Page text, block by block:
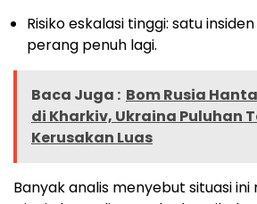
Risiko eskalasi tinggi: satu
perang penuh lagi.
Baca Juga : Bom Rusia
di Kharkiv, Ukraina Puluhan
Kerusakan Luas
Banyak analis menyebut situasi ini